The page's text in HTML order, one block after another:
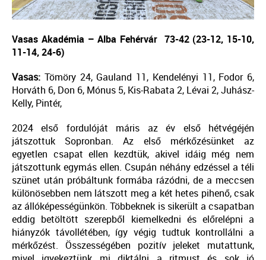
Vasas Akadémia – Alba Fehérvár 73-42 (23-12, 15-10,
11-14, 24-6)
Vasas: Tömöry 24, Gauland 11, Kendelényi 11, Fodor 6,
Horváth 6, Don 6, Mónus 5, Kis-Rabata 2, Lévai 2, Juhász-
Kelly, Pintér,
2024 első fordulóját máris az év első hétvégéjén
játszottuk Sopronban. Az első mérkőzésünket az
egyetlen csapat ellen kezdtük, akivel idáig még nem
játszottunk egymás ellen. Csupán néhány edzéssel a téli
szünet után próbáltunk formába rázódni, de a meccsen
különösebben nem látszott meg a két hetes pihenő, csak
az állóképességünkön. Többeknek is sikerült a csapatban
eddig betöltött szerepből kiemelkedni és előrelépni a
hiányzók távollétében, így végig tudtuk kontrollálni a
mérkőzést. Összességében pozitív jeleket mutattunk,